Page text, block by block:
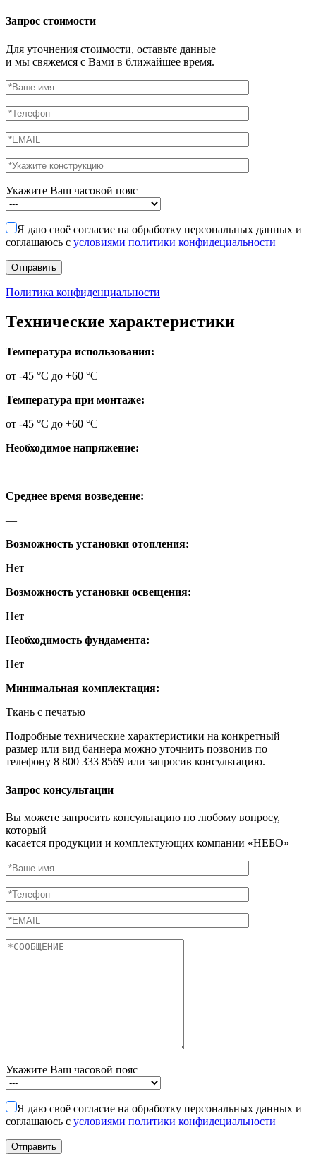
Запрос стоимости
Для уточнения стоимости, оставьте данные
и мы свяжемся с Вами в ближайшее время.
Укажите Ваш часовой пояс
Я даю своё согласие на обработку персональных данных и
соглашаюсь с условиями политики конфидециальности
Политика конфиденциальности
Технические характеристики
Температура использования:
от -45 °C до +60 °C
Температура при монтаже:
от -45 °C до +60 °C
Необходимое напряжение:
—
Среднее время возведение:
—
Возможность установки отопления:
Нет
Возможность установки освещения:
Нет
Необходимость фундамента:
Нет
Минимальная комплектация:
Ткань с печатью
Подробные технические характеристики на конкретный
размер или вид баннера можно уточнить позвонив по
телефону 8 800 333 8569 или запросив консультацию.
Запрос консультации
Вы можете запросить консультацию по любому вопросу,
который
касается продукции и комплектующих компании «НЕБО»
Укажите Ваш часовой пояс
Я даю своё согласие на обработку персональных данных и
соглашаюсь с условиями политики конфидециальности